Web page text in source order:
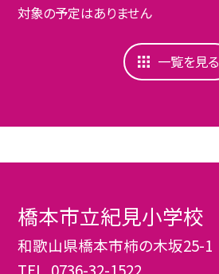
対象の予定はありません
一覧を見る
橋本市立紀見小学校
和歌山県橋本市柿の木坂25-1